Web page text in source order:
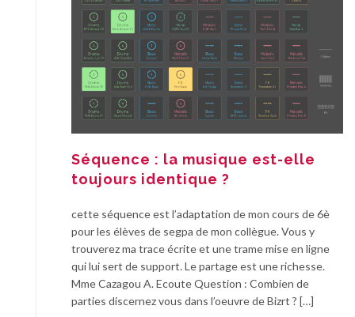
Séquence : la musique est-elle
toujours identique ?
cette séquence est l’adaptation de mon cours de 6è
pour les élèves de segpa de mon collègue. Vous y
trouverez ma trace écrite et une trame mise en ligne
qui lui sert de support. Le partage est une richesse.
Mme Cazagou A. Ecoute Question : Combien de
parties discernez vous dans l’oeuvre de Bizrt ? […]